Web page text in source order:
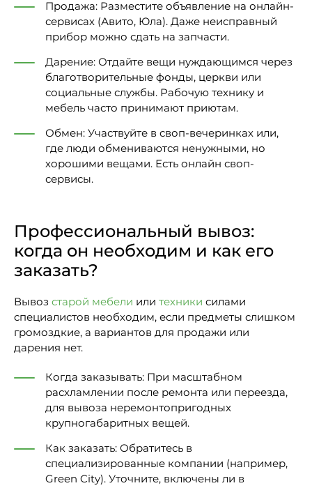
Продажа: Разместите объявление на онлайн-
сервисах (Авито, Юла). Даже неисправный
прибор можно сдать на запчасти.
Дарение: Отдайте вещи нуждающимся через
благотворительные фонды, церкви или
социальные службы. Рабочую технику и
мебель часто принимают приютам.
Обмен: Участвуйте в своп-вечеринках или,
где люди обмениваются ненужными, но
хорошими вещами. Есть онлайн своп-
сервисы.
Профессиональный вывоз:
когда он необходим и как его
заказать?
Вывоз старой мебели или техники силами
специалистов необходим, если предметы слишком
громоздкие, а вариантов для продажи или
дарения нет.
Когда заказывать: При масштабном
расхламлении после ремонта или переезда,
для вывоза неремонтопригодных
крупногабаритных вещей.
Как заказать: Обратитесь в
специализированные компании (например,
Green City). Уточните, включены ли в